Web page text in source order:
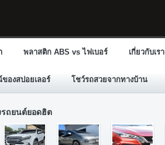
พลาสติก ABS vs ไฟเบอร์ เกี่ยวกับเรา
องสปอยเลอร์ โชว์รถสวยจากทางบ้าน
ถยนต์ยอดฮิต